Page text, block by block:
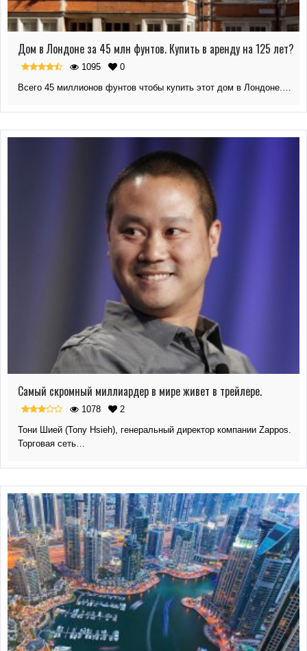
Дом в Лондоне за 45 млн фунтов. Купить в аренду на 125 лет?
1095
0
Всего 45 миллионов фунтов чтобы купить этот дом в Лондоне.…
Самый скромный миллиардер в мире живет в трейлере.
1078
2
Тони Шией (Tony Hsieh), генеральный директор компании Zappos.
Торговая сеть…